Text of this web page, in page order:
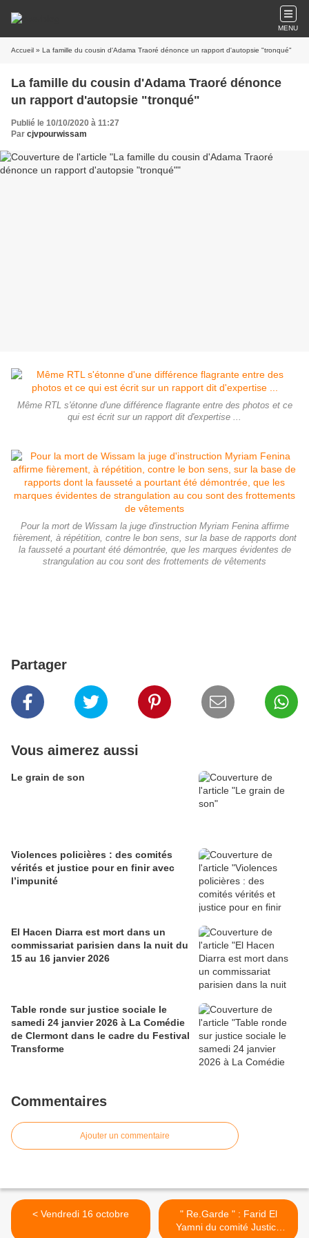
MENU
Accueil » La famille du cousin d'Adama Traoré dénonce un rapport d'autopsie "tronqué"
La famille du cousin d'Adama Traoré dénonce
un rapport d'autopsie "tronqué"
Publié le 10/10/2020 à 11:27
Par cjvpourwissam
Même RTL s'étonne d'une différence flagrante entre des photos et ce
qui est écrit sur un rapport dit d'expertise ...
Pour la mort de Wissam la juge d'instruction Myriam Fenina affirme
fièrement, à répétition, contre le bon sens, sur la base de rapports dont
la fausseté a pourtant été démontrée, que les marques évidentes de
strangulation au cou sont des frottements de vêtements
Partager
Vous aimerez aussi
Le grain de son
Violences policières : des comités
vérités et justice pour en finir avec
l’impunité
El Hacen Diarra est mort dans un
commissariat parisien dans la nuit du
15 au 16 janvier 2026
Table ronde sur justice sociale le
samedi 24 janvier 2026 à La Comédie
de Clermont dans le cadre du Festival
Transforme
Commentaires
Ajouter un commentaire
< Vendredi 16 octobre
" Re.Garde " : Farid El
Yamni du comité Justice